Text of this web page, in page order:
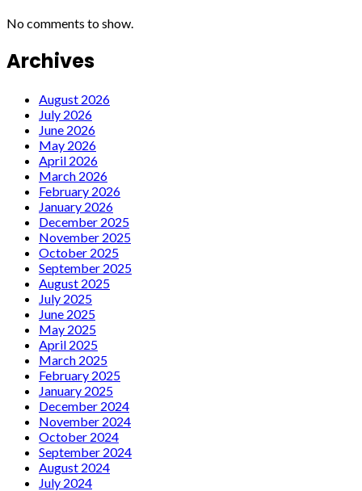
No comments to show.
Archives
August 2026
July 2026
June 2026
May 2026
April 2026
March 2026
February 2026
January 2026
December 2025
November 2025
October 2025
September 2025
August 2025
July 2025
June 2025
May 2025
April 2025
March 2025
February 2025
January 2025
December 2024
November 2024
October 2024
September 2024
August 2024
July 2024